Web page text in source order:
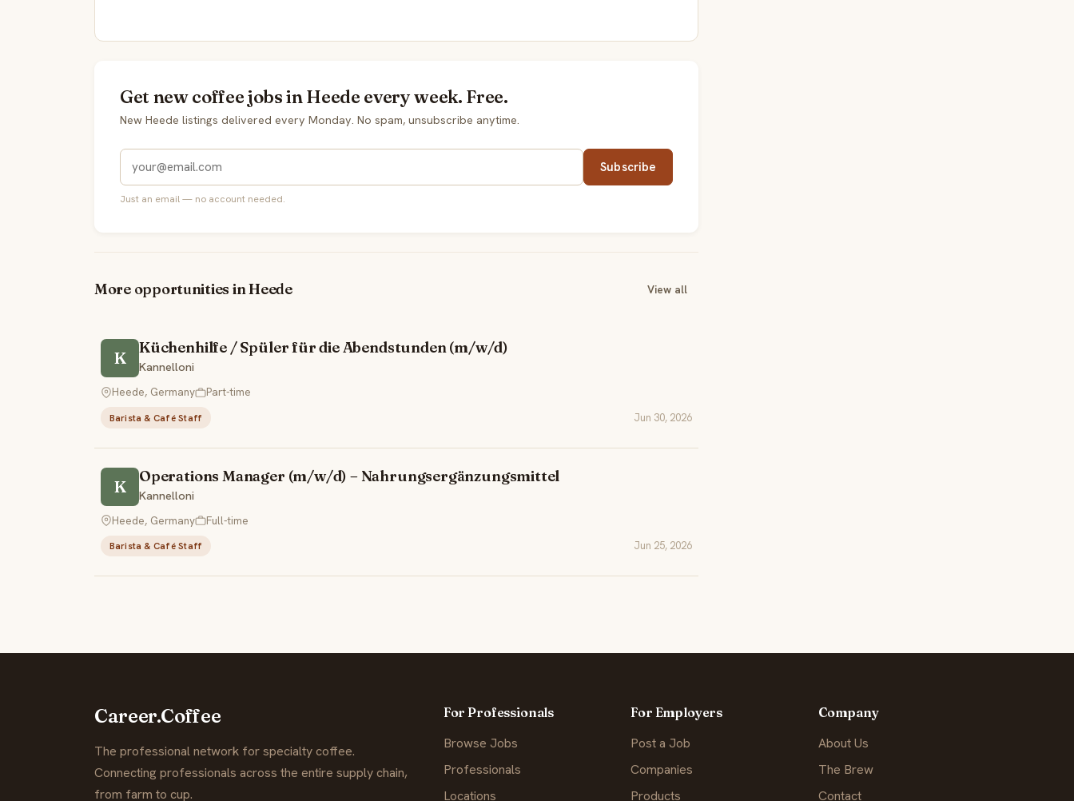
Get new coffee jobs in Heede every week. Free.
New Heede listings delivered every Monday. No spam, unsubscribe anytime.
Subscribe
Just an email — no account needed.
More opportunities in Heede View all
K
Küchenhilfe / Spüler für die Abendstunden (m/w/d)
Kannelloni
Heede, Germany
Part-time
Barista & Café Staff Jun 30, 2026
K
Operations Manager (m/w/d) – Nahrungsergänzungsmittel
Kannelloni
Heede, Germany
Full-time
Barista & Café Staff Jun 25, 2026
Career.Coffee
The professional network for specialty coffee.
Connecting professionals across the entire supply chain,
from farm to cup.
For Professionals
Browse Jobs
Professionals
Locations
For Employers
Post a Job
Companies
Products
Company
About Us
The Brew
Contact